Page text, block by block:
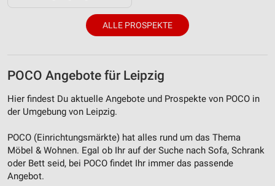
ALLE PROSPEKTE
POCO Angebote für Leipzig
Hier findest Du aktuelle Angebote und Prospekte von POCO in
der Umgebung von Leipzig.
POCO (Einrichtungsmärkte) hat alles rund um das Thema
Möbel & Wohnen. Egal ob Ihr auf der Suche nach Sofa, Schrank
oder Bett seid, bei POCO findet Ihr immer das passende
Angebot.